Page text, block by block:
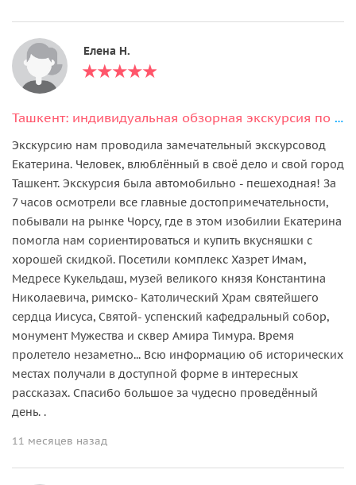
Елена Н.
Ташкент: индивидуальная обзорная экскурсия по городу за 5 часов
Экскурсию нам проводила замечательный экскурсовод
Екатерина. Человек, влюблённый в своё дело и свой город
Ташкент. Экскурсия была автомобильно - пешеходная! За
7 часов осмотрели все главные достопримечательности,
побывали на рынке Чорсу, где в этом изобилии Екатерина
помогла нам сориентироваться и купить вкусняшки с
хорошей скидкой. Посетили комплекс Хазрет Имам,
Медресе Кукельдаш, музей великого князя Константина
Николаевича, римско- Католический Храм святейшего
сердца Иисуса, Святой- успенский кафедральный собор,
монумент Мужества и сквер Амира Тимура. Время
пролетело незаметно... Всю информацию об исторических
местах получали в доступной форме в интересных
рассказах. Спасибо большое за чудесно проведённый
день. .
11 месяцев назад